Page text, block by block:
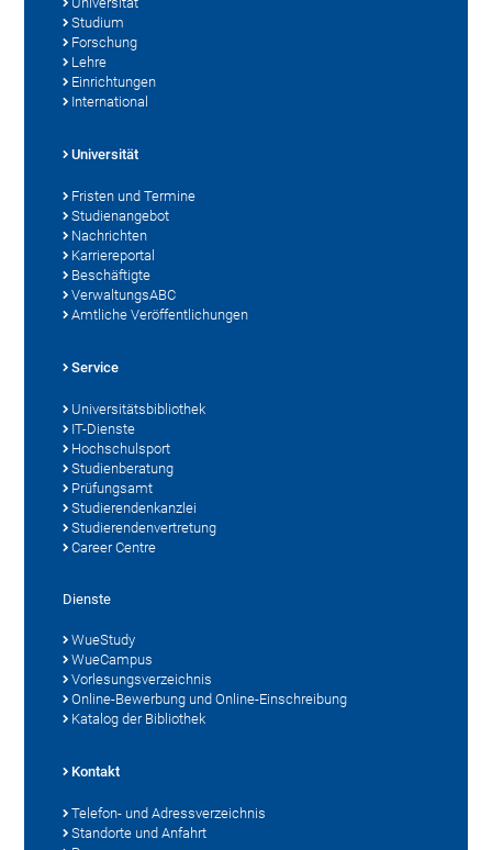
Studium
Forschung
Lehre
Einrichtungen
International
Universität
Fristen und Termine
Studienangebot
Nachrichten
Karriereportal
Beschäftigte
VerwaltungsABC
Amtliche Veröffentlichungen
Service
Universitätsbibliothek
IT-Dienste
Hochschulsport
Studienberatung
Prüfungsamt
Studierendenkanzlei
Studierendenvertretung
Career Centre
Dienste
WueStudy
WueCampus
Vorlesungsverzeichnis
Online-Bewerbung und Online-Einschreibung
Katalog der Bibliothek
Kontakt
Telefon- und Adressverzeichnis
Standorte und Anfahrt